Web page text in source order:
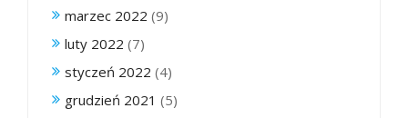
marzec 2022 (9)
luty 2022 (7)
styczeń 2022 (4)
grudzień 2021 (5)